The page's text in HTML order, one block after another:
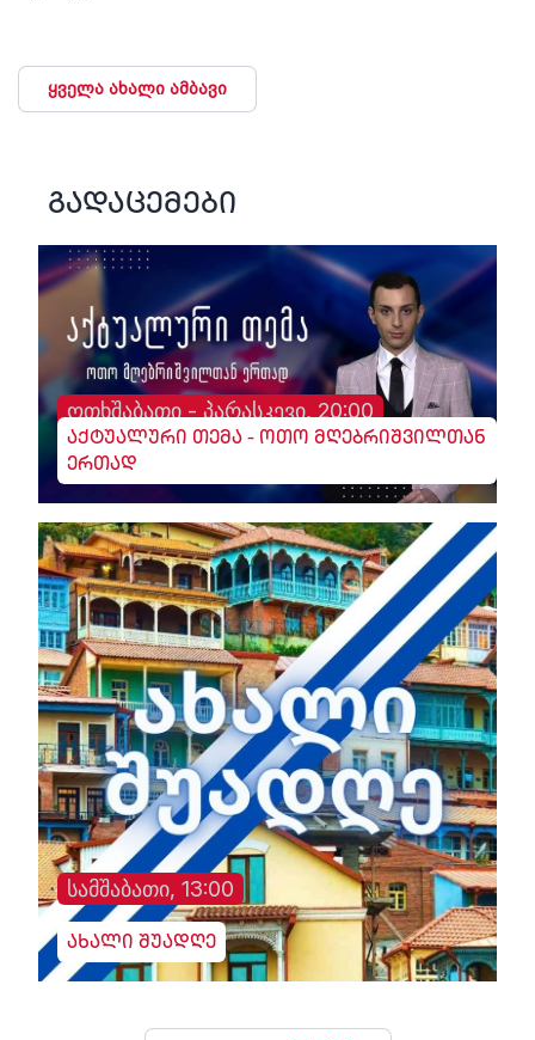
ყველა ახალი ამბავი
გადაცემები
ოთხშაბათი - პარასკევი, 20:00
აქტუალური თემა - ოთო მღებრიშვილთან
ერთად
სამშაბათი, 13:00
ახალი შუადღე